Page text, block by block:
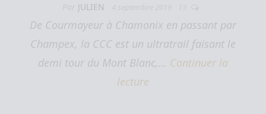
JULIEN
De Courmayeur à Chamonix en passant par
Champex, la CCC est un ultratrail faisant le
demi tour du Mont Blanc,… Continuer la
lecture